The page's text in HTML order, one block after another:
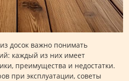
досок важно понимать
каждый из них имеет
преимущества и недостатки.
при эксплуатации, советы